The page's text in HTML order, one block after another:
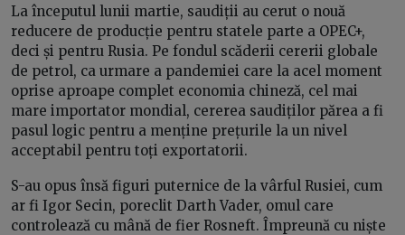
La începutul lunii martie, saudiții au cerut o nouă
reducere de producție pentru statele parte a OPEC+,
deci și pentru Rusia. Pe fondul scăderii cererii globale
de petrol, ca urmare a pandemiei care la acel moment
oprise aproape complet economia chineză, cel mai
mare importator mondial, cererea saudiților părea a fi
pasul logic pentru a menține prețurile la un nivel
acceptabil pentru toți exportatorii.
S-au opus însă figuri puternice de la vârful Rusiei, cum
ar fi Igor Secin, poreclit Darth Vader, omul care
controlează cu mână de fier Rosneft. Împreună cu niște